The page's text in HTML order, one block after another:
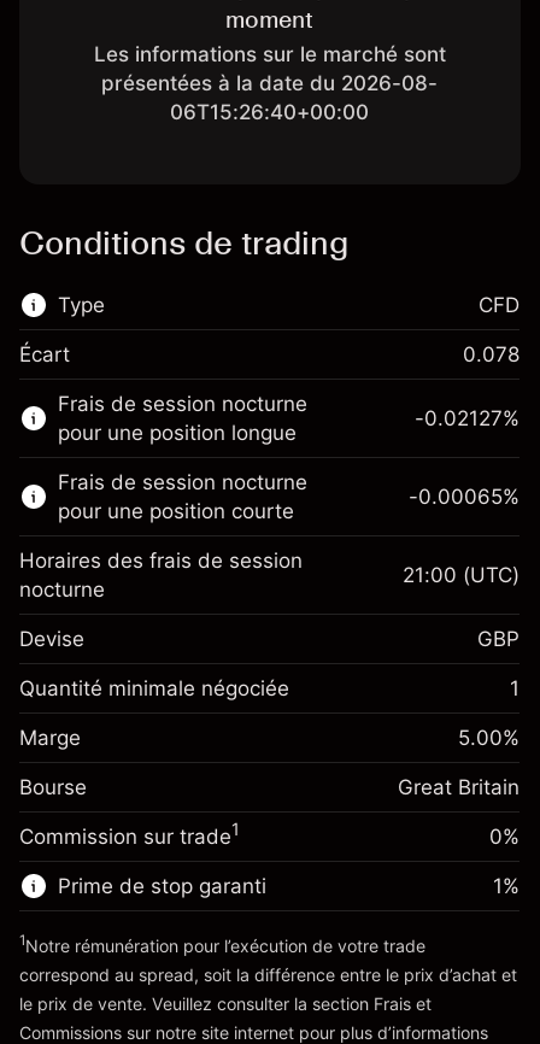
moment
Les informations sur le marché sont
présentées à la date du 2026-08-
06T15:26:40+00:00
Conditions de trading
Type
Ce marché financier est disponible pour le
trading de CFD.
En savoir plus sur :
CFD
CFD
Écart 0.078
Frais de session nocturne
pour une position longue
Marge. Votre
investissement
Ajustement des fonds de
Frais sur la valeur totale de la
position
-0.021272
%
(-£4.25)
Taille de la position avec effet de levier
Valeur nominale avec effet de levier
~£19,000.00
Vers la plateforme
-0.02127%
Frais de session nocturne
pour une position courte
Marge. Votre
£1,000.00
Ajustement des fonds
de overnight
Frais sur la valeur totale de la
position
-0.000646
%
Taille de la position avec effet de levier
Valeur nominale avec effet de levier
~ £19,000.00
-0.00065%
Horaires des frais de session
nocturne
21:00 (UTC)
Devise GBP
Quantité minimale négociée 1
Marge 5.00%
Bourse Great Britain
Commission sur trade1 0%
Prime de stop garanti
'Tarifs et Frais
1%
1Notre rémunération pour l’exécution de votre trade
correspond au spread, soit la différence entre le prix d’achat et
le prix de vente. Veuillez consulter la section Frais et
Commissions sur notre site internet pour plus d’informations